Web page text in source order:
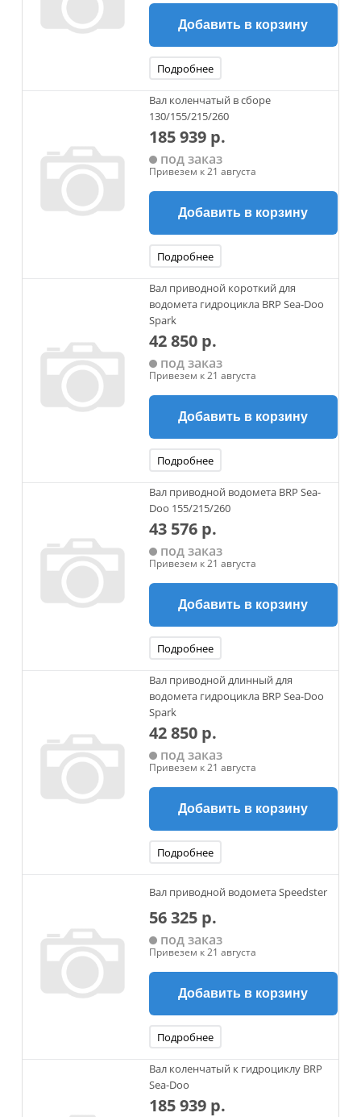
Добавить в корзину
Подробнее
Вал коленчатый в сборе
130/155/215/260
185 939 р.
под заказ
Привезем к 21 августа
Добавить в корзину
Подробнее
Вал приводной короткий для
водомета гидроцикла BRP Sea-Doo
Spark
42 850 р.
под заказ
Привезем к 21 августа
Добавить в корзину
Подробнее
Вал приводной водомета BRP Sea-
Doo 155/215/260
43 576 р.
под заказ
Привезем к 21 августа
Добавить в корзину
Подробнее
Вал приводной длинный для
водомета гидроцикла BRP Sea-Doo
Spark
42 850 р.
под заказ
Привезем к 21 августа
Добавить в корзину
Подробнее
Вал приводной водомета Speedster
56 325 р.
под заказ
Привезем к 21 августа
Добавить в корзину
Подробнее
Вал коленчатый к гидроциклу BRP
Sea-Doo
185 939 р.